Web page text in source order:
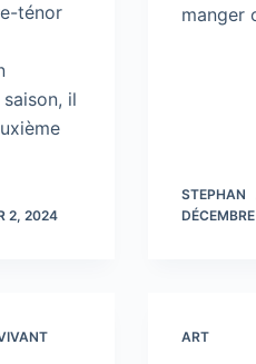
ténor
il
2, 2024
manger
STEPHAN
ART